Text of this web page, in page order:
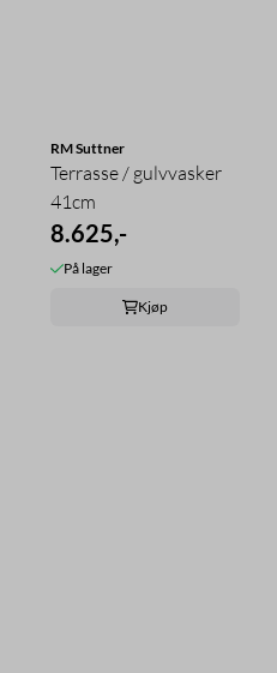
RM Suttner
Terrasse / gulvvasker
41cm
8.625,-
På lager
Kjøp